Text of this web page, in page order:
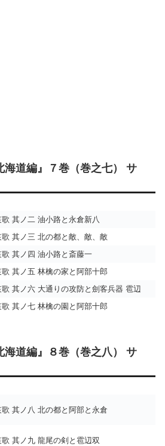
海道編』７巻（巻之七） サ
其ノ二 油小路と永倉新八
其ノ三 北の都と敵、敵、敵
其ノ四 油小路と斎藤一
其ノ五 林檎の家と阿部十郎
其ノ六 大通りの攻防と劍客兵器 雹辺
其ノ七 林檎の園と阿部十郎
海道編』８巻（巻之八） サ
其ノ八 北の都と阿部と永倉
其ノ九 龍尾の剣と雹辺双